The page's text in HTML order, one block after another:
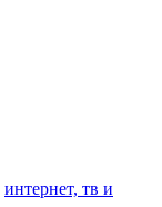
интернет, тв и